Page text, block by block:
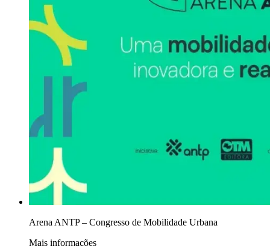
Arena ANTP – Congresso de Mobilidade Urbana
Mais informações